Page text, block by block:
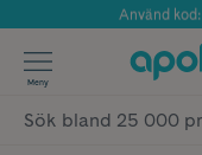
Använd
Meny